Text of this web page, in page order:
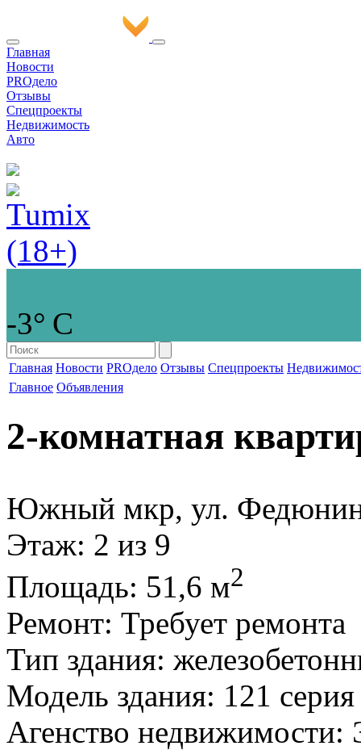
Главная
Новости
PROдело
Отзывы
Спецпроекты
Недвижимость
Авто
-3° С
Главная Новости PROдело Отзывы Спецпроекты
Главное Объявления
2-комнатная
Южный мкр, ул.
Этаж: 2 из 9
Площадь: 51,6 м2
Ремонт: Требует ремонта
Тип здания:
Модель здания: 121 серия
Агенство недвижимости: